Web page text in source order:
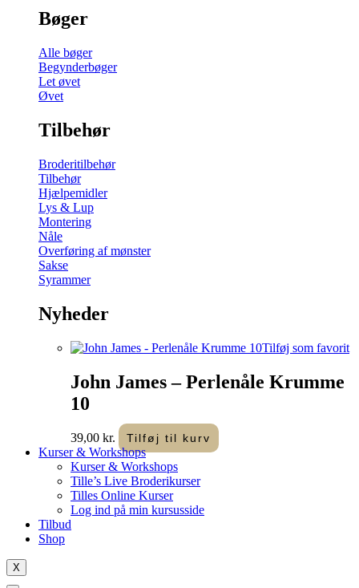
Bøger
Alle bøger
Begynderbøger
Let øvet
Øvet
Tilbehør
Broderitilbehør
Tilbehør
Hjælpemidler
Lys & Lup
Montering
Nåle
Overføring af mønster
Sakse
Syrammer
Nyheder
Tilføj som favorit
John James – Perlenåle Krumme
10
39,00 kr. Tilføj til kurv
Kurser & Workshops
Kurser & Workshops
Tille’s Live Broderikurser
Tilles Online Kurser
Log ind på min kursusside
Tilbud
Shop
X